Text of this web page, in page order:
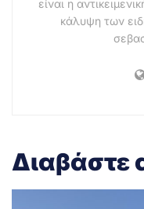
είναι η
κάλυψη των
Διαβάστε